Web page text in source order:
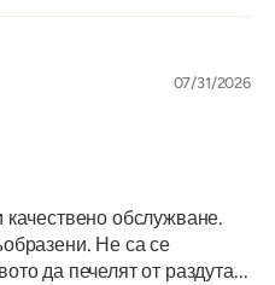
07/31/2026
качествено обслужване.
Не са се
да печелят от раздута...